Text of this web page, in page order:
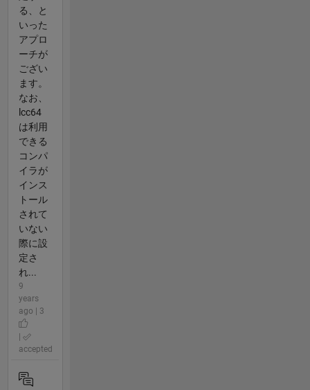
る、と
いった
アプロ
ーチが
ござい
ます。
なお、
lcc64
は利用
できる
コンパ
イラが
インス
トール
されて
いない
際に設
定さ
れ...
9
years
ago | 3
accepted